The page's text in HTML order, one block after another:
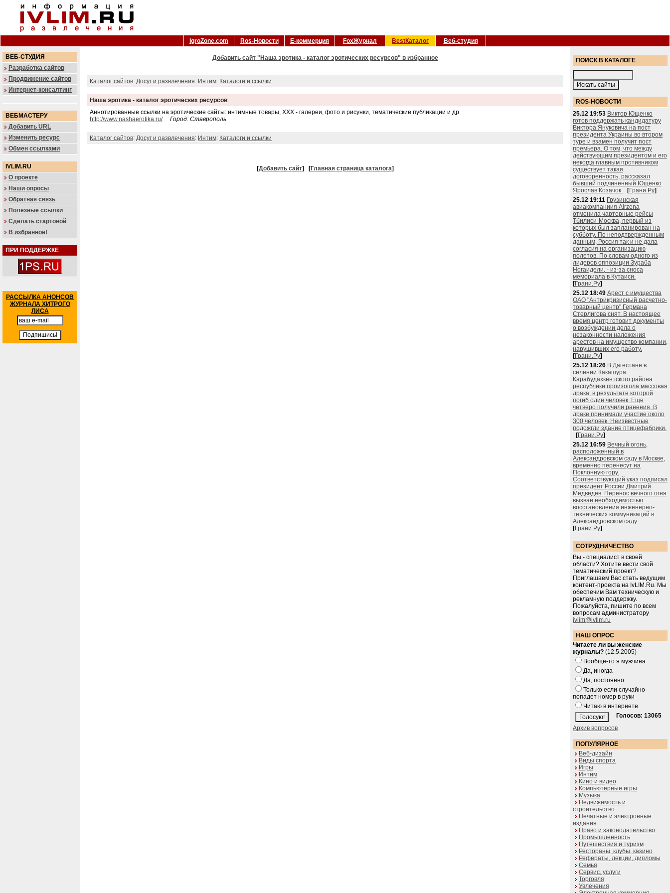
IgroZone.com Ros-Новости Е-коммерция FoxЖурнал BestКаталог Веб-студия
ВЕБ-СТУДИЯ
Разработка сайтов
Продвижение сайтов
Интернет-консалтинг
ВЕБМАСТЕРУ
Добавить URL
Изменить ресурс
Обмен ссылками
IVLIM.RU
О проекте
Наши опросы
Обратная связь
Полезные ссылки
Сделать стартовой
В избранное!
ПРИ ПОДДЕРЖКЕ
РАССЫЛКА АНОНСОВ
ЖУРНАЛА ХИТРОГО
ЛИСА
Добавить сайт "Наша эротика - каталог эротических ресурсов" в избранное
Каталог сайтов: Досуг и развлечения: Интим: Каталоги и ссылки
Наша эротика - каталог эротических ресурсов
Аннотированные ссылки на эротические сайты: интимные товары, ХХХ - галереи, фото и рисунки, тематические публикации и др.
http://www.nashaerotika.ru/
Город: Ставрополь
Каталог сайтов: Досуг и развлечения: Интим: Каталоги и ссылки
[Добавить сайт] [Главная страница каталога]
ПОИСК В КАТАЛОГЕ
ROS-НОВОСТИ
25.12 19:53 Виктор Ющенко
готов поддержать кандидатуру
Виктора Януковича на пост
президента Украины во втором
туре и взамен получит пост
премьера. О том, что между
действующим президентом и его
некогда главным противником
существует такая
договоренность, рассказал
бывший подчиненный Ющенко
Ярослав Козачок.
[Грани.Ру]
25.12 19:11 Грузинская
авиакомпаниия Airzena
отменила чартерные рейсы
Тбилиси-Москва, первый из
которых был запланирован на
субботу. По неподтвержденным
данным, Россия так и не дала
согласия на организацию
полетов. По словам одного из
лидеров оппозиции Зураба
Ногаидели, - из-за сноса
мемориала в Кутаиси.
[Грани.Ру]
25.12 18:49 Арест с имущества
ОАО "Антрикризисный расчетно-
товарный центр" Германа
Стерлигова снят. В настоящее
время центр готовит документы
о возбуждении дела о
незаконности наложения
арестов на имущество компании,
нарушивших его работу.
[Грани.Ру]
25.12 18:26 В Дагестане в
селении Какашура
Карабудахкентского района
республики произошла массовая
драка, в результате которой
погиб один человек. Еще
четверо получили ранения. В
драке принимали участие около
300 человек. Неизвестные
подожгли здание птицефабрики.
[Грани.Ру]
25.12 16:59 Вечный огонь,
расположенный в
Александровском саду в Москве,
временно перенесут на
Поклонную гору.
Соответствующий указ подписал
президент России Дмитрий
Медведев. Перенос вечного огня
вызван необходимостью
восстановления инженерно-
технических коммуникаций в
Александровском саду.
[Грани.Ру]
СОТРУДНИЧЕСТВО
Вы - специалист в своей
области? Хотите вести свой
тематический проект?
Приглашаем Вас стать ведущим
контент-проекта на IvLIM.Ru. Мы
обеспечим Вам техническую и
рекламную поддержку.
Пожалуйста, пишите по всем
вопросам администратору
ivlim@ivlim.ru
НАШ ОПРОС
Читаете ли вы женские
журналы? (12.5.2005)
Вообще-то я мужчина
Да, иногда
Да, постоянно
Только если случайно
попадет номер в руки
Читаю в интернете
Голосов: 13065
Архив вопросов
ПОПУЛЯРНОЕ
Веб-дизайн
Виды спорта
Игры
Интим
Кино и видео
Компьютерные игры
Музыка
Недвижимость и
строительство
Печатные и электронные
издания
Право и законодательство
Промышленность
Путешествия и туризм
Рестораны, клубы, казино
Рефераты, лекции, дипломы
Семья
Сервис, услуги
Торговля
Увлечения